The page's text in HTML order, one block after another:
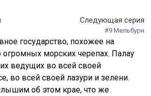
Следующая серия
#9 Мельбурн
государство, похожее на
морских черепах. Палау
ведущих во всей своей
во всей своей лазури и зелени.
об этом крае, что же